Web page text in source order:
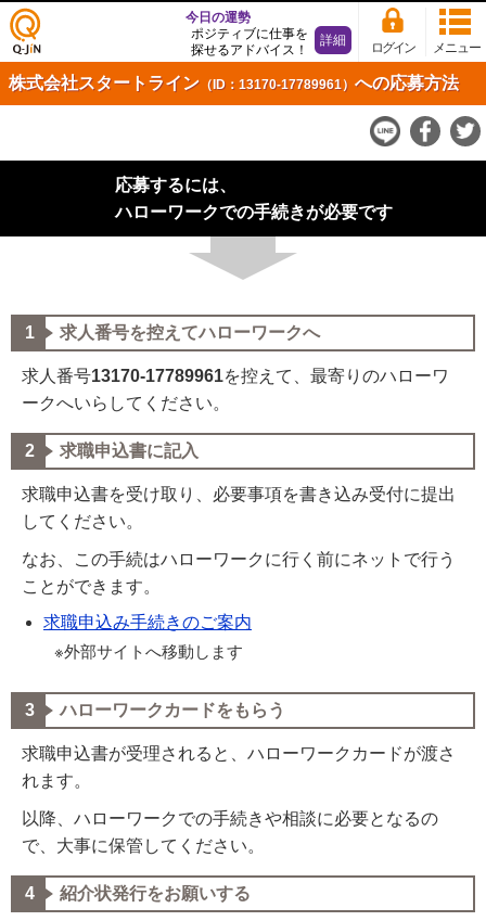
仕事
探し
イト
メニュー
ログイン
今日の運勢
ポジティブに仕事を
探せるアドバイス！
詳細
株式会社スタートライン （ID：13170-17789961） への応募方法
応募するには、
ハローワークでの手続きが必要です
求人番号を控えてハローワークへ
求人番号13170-17789961を控えて、最寄りのハローワ
ークへいらしてください。
求職申込書に記入
求職申込書を受け取り、必要事項を書き込み受付に提出
してください。
なお、この手続はハローワークに行く前にネットで行う
ことができます。
求職申込み手続きのご案内
※外部サイトへ移動します
ハローワークカードをもらう
求職申込書が受理されると、ハローワークカードが渡さ
れます。
以降、ハローワークでの手続きや相談に必要となるの
で、大事に保管してください。
紹介状発行をお願いする